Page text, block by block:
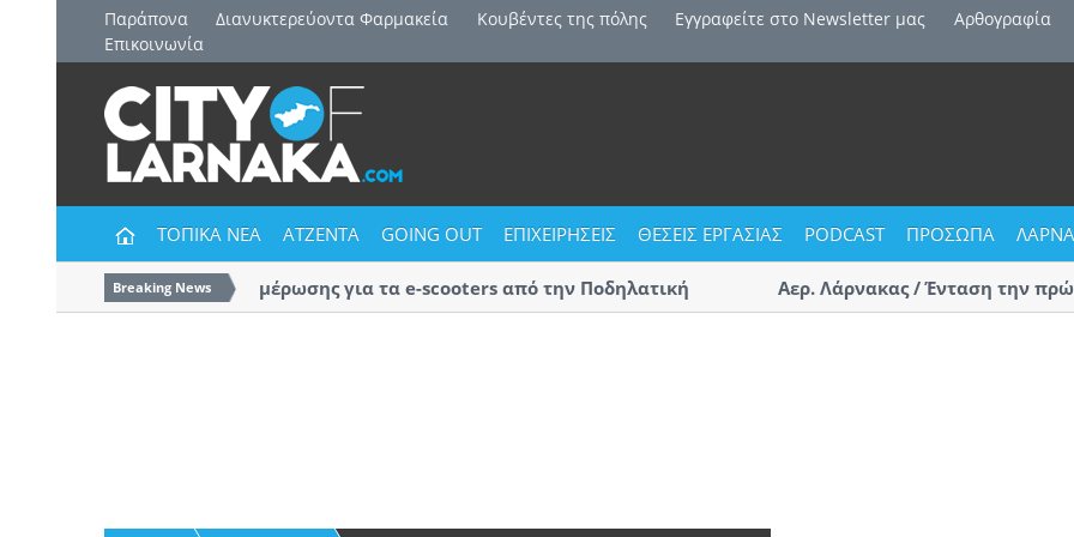
Παράπονα Διανυκτερεύοντα Φαρμακεία Kουβέντες της πόλης Εγγραφείτε στο Newsletter μας Αρθογραφία
Επικοινωνία
ΤΟΠΙΚΑ ΝΕΑ ΑΤΖΕΝΤΑ GOING OUT ΕΠΙΧΕΙΡΗΣΕΙΣ ΘΕΣΕΙΣ ΕΡΓΑΣΙΑΣ PODCAST ΠΡΟΣΩΠΑ
Breaking News
Εκστρατεία ενημέρωσης για τα e-scooters από την Ποδηλατική
Αστυνομία Λάρνακας
Αερ. Λάρνακας / Ένταση την πρώτη
αφίξεις – Επαγγελματίες οδηγοί